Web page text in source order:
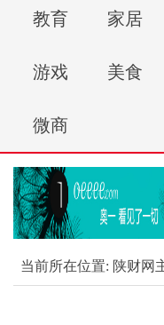
教育 家居
游戏 美食
微商
当前所在位置: 陕财网